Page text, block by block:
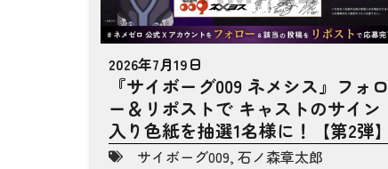
2026年7月19日
『サイボーグ009 ネメシス』フォロ
ー＆リポストで キャストのサイン
入り色紙を抽選1名様に！【第2弾】
サイボーグ009, 石ノ森章太郎